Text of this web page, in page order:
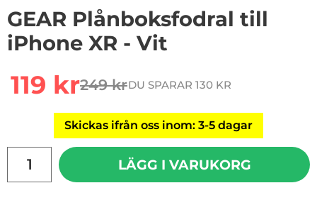
GEAR Plånboksfodral till
iPhone XR - Vit
rea pris
119 krtidigare pris
249 krDU SPARAR 130 KR
Skickas ifrån oss inom: 3-5 dagar
LÄGG I VARUKORG